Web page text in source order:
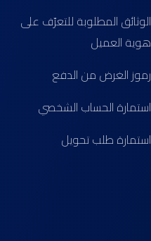
الوثائق المطلوبة للتعرّف على
هوية العميل
رموز الغرض من الدفع
استمارة الحساب الشخصي
استمارة طلب تحويل